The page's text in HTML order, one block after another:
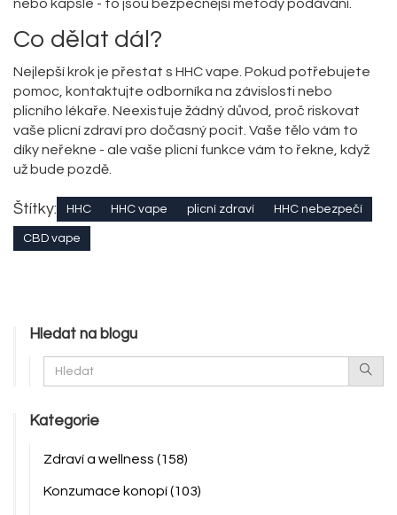
nebo kapsle - to jsou bezpečnější metody podávání.
Co dělat dál?
Nejlepší krok je přestat s HHC vape. Pokud potřebujete
pomoc, kontaktujte odborníka na závislosti nebo
plicního lékaře. Neexistuje žádný důvod, proč riskovat
vaše plicní zdraví pro dočasný pocit. Vaše tělo vám to
díky neřekne - ale vaše plicní funkce vám to řekne, když
už bude pozdě.
Štítky: HHC HHC vape plicní zdraví HHC nebezpečí
CBD vape
Hledat na blogu
Kategorie
Zdraví a wellness (158)
Konzumace konopí(103)